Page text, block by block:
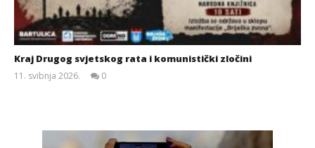
Kraj Drugog svjetskog rata i komunistički zločini
11. svibnja 2026.
0